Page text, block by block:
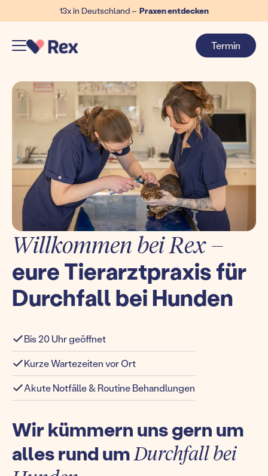
13x in Deutschland – Praxen entdecken
Termin
Willkommen bei Rex –
eure Tierarztpraxis für
Durchfall bei Hunden
Bis 20 Uhr geöffnet
Kurze Wartezeiten vor Ort
Akute Notfälle & Routine Behandlungen
Wir kümmern uns gern um
alles rund umDurchfall bei